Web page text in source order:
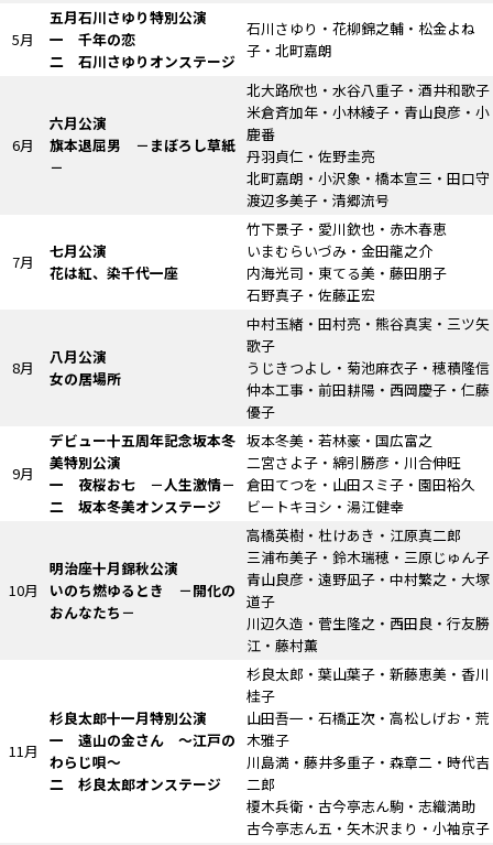
5月
五月石川さゆり特別公演
一 千年の恋
二 石川さゆりオンステージ
石川さゆり・花柳錦之輔・松金よね
子・北町嘉朗
6月
六月公演
旗本退屈男 －まぼろし草紙
－
北大路欣也・水谷八重子・酒井和歌子
米倉斉加年・小林綾子・青山良彦・小
鹿番
丹羽貞仁・佐野圭亮
北町嘉朗・小沢象・橋本宣三・田口守
渡辺多美子・清郷流号
7月
七月公演
花は紅、染千代一座
竹下景子・愛川欽也・赤木春恵
いまむらいづみ・金田龍之介
内海光司・東てる美・藤田朋子
石野真子・佐藤正宏
8月
八月公演
女の居場所
中村玉緒・田村亮・熊谷真実・三ツ矢
歌子
うじきつよし・菊池麻衣子・穂積隆信
仲本工事・前田耕陽・西岡慶子・仁藤
優子
9月
デビュー十五周年記念坂本冬
美特別公演
一 夜桜お七
－人生激情－
二 坂本冬美オンステージ
坂本冬美・若林豪・国広富之
二宮さよ子・綿引勝彦・川合伸旺
倉田てつを・山田スミ子・園田裕久
ビートキヨシ・湯江健幸
10月
明治座十月錦秋公演
いのち燃ゆるとき
－開化の
おんなたち－
高橋英樹・杜けあき・江原真二郎
三浦布美子・鈴木瑞穂・三原じゅん子
青山良彦・遠野凪子・中村繁之・大塚
道子
川辺久造・菅生隆之・西田良・行友勝
江・藤村薫
11月
杉良太郎十一月特別公演
一 遠山の金さん ～江戸の
わらじ唄～
二 杉良太郎オンステージ
杉良太郎・葉山葉子・新藤恵美・香川
桂子
山田吾一・石橋正次・高松しげお・荒
木雅子
川島満・藤井多重子・森章二・時代吉
二郎
榎木兵衛・古今亭志ん駒・志織満助
古今亭志ん五・矢木沢まり・小袖京子